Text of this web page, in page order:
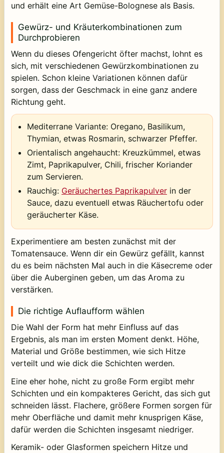
und erhält eine Art Gemüse-Bolognese als Basis.
Gewürz- und Kräuterkombinationen zum
Durchprobieren
Wenn du dieses Ofengericht öfter machst, lohnt es
sich, mit verschiedenen Gewürzkombinationen zu
spielen. Schon kleine Variationen können dafür
sorgen, dass der Geschmack in eine ganz andere
Richtung geht.
Mediterrane Variante: Oregano, Basilikum,
Thymian, etwas Rosmarin, schwarzer Pfeffer.
Orientalisch angehaucht: Kreuzkümmel, etwas
Zimt, Paprikapulver, Chili, frischer Koriander
zum Servieren.
Rauchig: Geräuchertes Paprikapulver in der
Sauce, dazu eventuell etwas Räuchertofu oder
geräucherter Käse.
Experimentiere am besten zunächst mit der
Tomatensauce. Wenn dir ein Gewürz gefällt, kannst
du es beim nächsten Mal auch in die Käsecreme oder
über die Auberginen geben, um das Aroma zu
verstärken.
Die richtige Auflaufform wählen
Die Wahl der Form hat mehr Einfluss auf das
Ergebnis, als man im ersten Moment denkt. Höhe,
Material und Größe bestimmen, wie sich Hitze
verteilt und wie dick die Schichten werden.
Eine eher hohe, nicht zu große Form ergibt mehr
Schichten und ein kompakteres Gericht, das sich gut
schneiden lässt. Flachere, größere Formen sorgen für
mehr Oberfläche und damit mehr knusprigen Käse,
dafür werden die Schichten insgesamt niedriger.
Keramik- oder Glasformen speichern Hitze und